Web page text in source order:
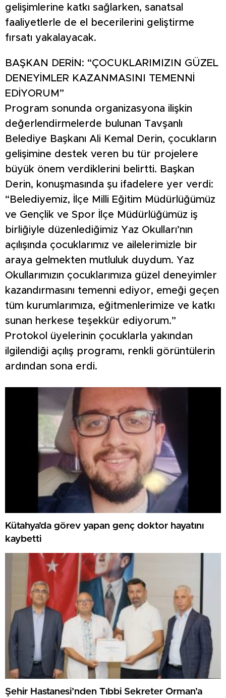
gelişimlerine katkı sağlarken, sanatsal
faaliyetlerle de el becerilerini geliştirme
fırsatı yakalayacak.
BAŞKAN DERİN: “ÇOCUKLARIMIZIN GÜZEL
DENEYİMLER KAZANMASINI TEMENNİ
EDİYORUM”
Program sonunda organizasyona ilişkin
değerlendirmelerde bulunan Tavşanlı
Belediye Başkanı Ali Kemal Derin, çocukların
gelişimine destek veren bu tür projelere
büyük önem verdiklerini belirtti. Başkan
Derin, konuşmasında şu ifadelere yer verdi:
“Belediyemiz, İlçe Milli Eğitim Müdürlüğümüz
ve Gençlik ve Spor İlçe Müdürlüğümüz iş
birliğiyle düzenlediğimiz Yaz Okulları’nın
açılışında çocuklarımız ve ailelerimizle bir
araya gelmekten mutluluk duydum. Yaz
Okullarımızın çocuklarımıza güzel deneyimler
kazandırmasını temenni ediyor, emeği geçen
tüm kurumlarımıza, eğitmenlerimize ve katkı
sunan herkese teşekkür ediyorum.”
Protokol üyelerinin çocuklarla yakından
ilgilendiği açılış programı, renkli görüntülerin
ardından sona erdi.
Kütahya’da görev yapan genç doktor hayatını
kaybetti
Şehir Hastanesi’nden Tıbbi Sekreter Orman’a